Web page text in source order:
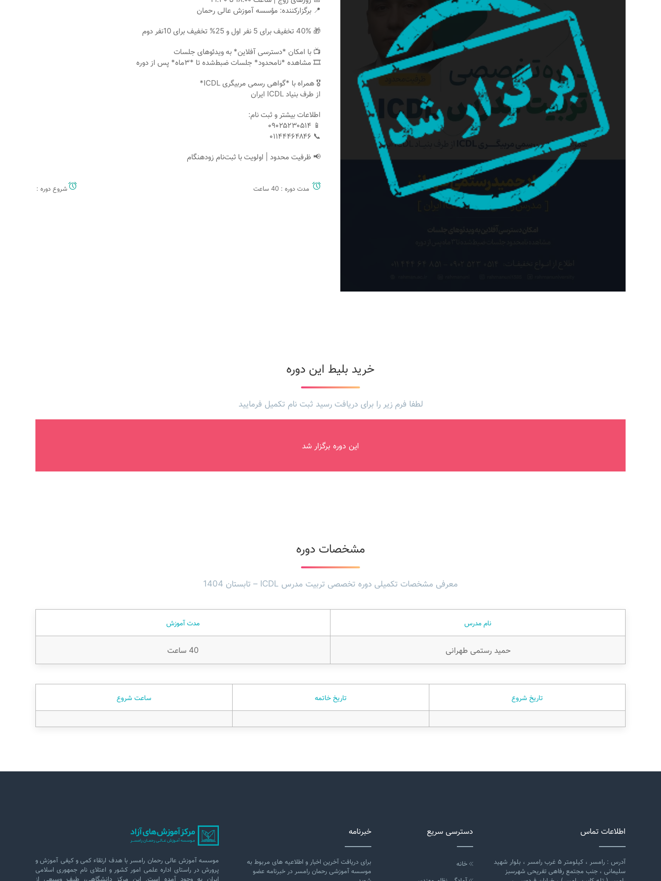
📍 برگزارکننده: مؤسسه آموزش عالی رحمان
🎁 40% تخفیف برای 5 نفر اول و 25% تخفیف برای 10نفر دوم
📺 با امکان *دسترسی آفلاین* به ویدئوهای جلسات
🎞 مشاهده *نامحدود* جلسات ضبط‌شده تا *۳ماه* پس از دوره
🎖 همراه با *گواهی رسمی مربیگری ICDL*
از طرف بنیاد ICDL ایران
اطلاعات بیشتر و ثبت نام:
📱 ۰۹۰۲۵۲۳۰۵۱۴
📞 ۰۱۱۴۴۴۶۴۸۴۶
📢 ظرفیت محدود | اولویت با ثبت‌نام زودهنگام
مدت دوره : 40 ساعت شروع دوره :
خرید بلیط این دوره
لطفا فرم زیر را برای دریافت رسید ثبت نام تکمیل فرمایید
این دوره برگزار شد
مشخصات دوره
معرفی مشخصات تکمیلی دوره تخصصی تربیت مدرس ICDL – تابستان 1404
نام مدرس مدت آموزش
حمید رستمی طهرانی 40 ساعت
تاریخ شروع تاریخ خاتمه ساعت شروع
اطلاعات تماس
آدرس : رامسر ، کیلومتر ۵ غرب رامسر ، بلوار شهید
سلیمانی ، جنب مجتمع رفاهی تفریحی شهرسبز
دسترسی سریع
خانه
خبرنامه
برای دریافت آخرین اخبار و اطلاعیه های مربوط به
موسسه آموزشی رحمان رامسر در خبرنامه عضو
موسسه آموزش عالی رحمان رامسر با هدف ارتقاء کمی و کیفی آموزش و
پرورش در راستای اداره علمی امور کشور و اعتلای نام جمهوری اسلامی
ایران به وجود آمده است. این مرکز دانشگاهی، طیف وسیعی از